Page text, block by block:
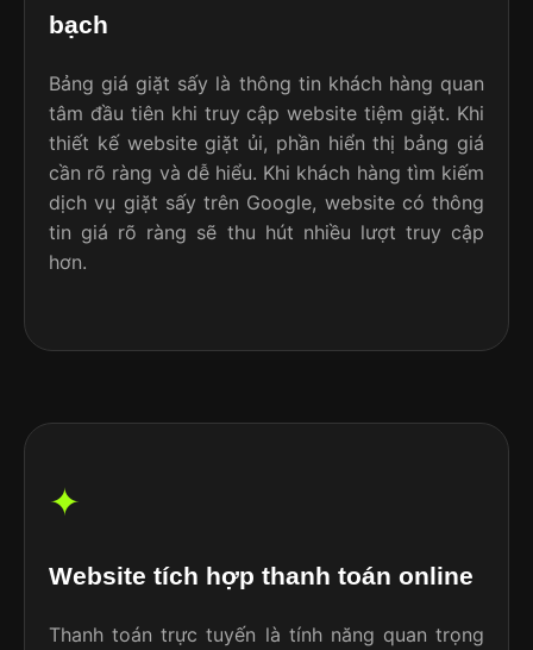
bạch
Bảng giá giặt sấy là thông tin khách hàng quan
tâm đầu tiên khi truy cập website tiệm giặt. Khi
thiết kế website giặt ủi, phần hiển thị bảng giá
cần rõ ràng và dễ hiểu. Khi khách hàng tìm kiếm
dịch vụ giặt sấy trên Google, website có thông
tin giá rõ ràng sẽ thu hút nhiều lượt truy cập
hơn.
✦
Website tích hợp thanh toán online
Thanh toán trực tuyến là tính năng quan trọng